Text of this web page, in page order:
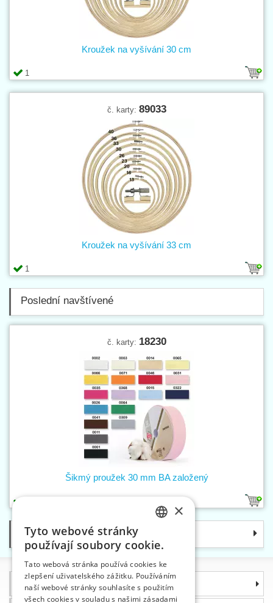
1
Kroužek na vyšívání 30 cm
č. karty: 89033
1
Kroužek na vyšívání 33 cm
Poslední navštívené
č. karty: 18230
Šikmý proužek 30 mm BA založený
Kategorie
Informace
ENGLISH
GERMAN
×
Tyto webové stránky
používají soubory cookie.
Tato webová stránka používá cookies ke
zlepšení uživatelského zážitku. Používáním
naší webové stránky souhlasíte s použitím
všech cookies v souladu s našimi zásadami